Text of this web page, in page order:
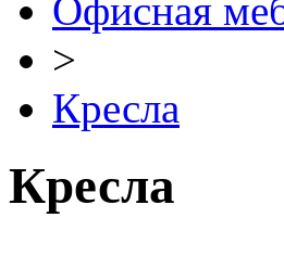
Офисная
>
Кресла
Кресла